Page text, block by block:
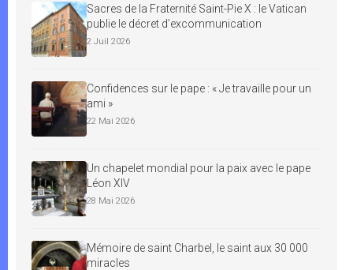
Sacres de la Fraternité Saint-Pie X : le Vatican
publie le décret d’excommunication
2 Juil 2026
Confidences sur le pape : « Je travaille pour un
ami »
22 Mai 2026
Un chapelet mondial pour la paix avec le pape
Léon XIV
28 Mai 2026
Mémoire de saint Charbel, le saint aux 30 000
miracles